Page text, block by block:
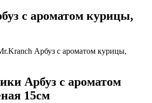
с ароматом курицы,
Арбуз с ароматом курицы,
Арбуз с ароматом
15см